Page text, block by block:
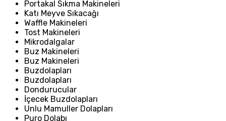
Portakal Sıkma Makineleri
Katı Meyve Sıkacağı
Waffle Makineleri
Tost Makineleri
Mikrodalgalar
Buz Makineleri
Buz Makineleri
Buzdolapları
Buzdolapları
Dondurucular
İçecek Buzdolapları
Unlu Mamuller Dolapları
Puro Dolabı